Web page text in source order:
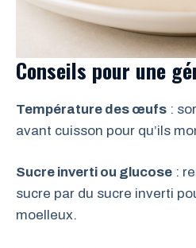
Conseils pour une
Température des œufs :
avant cuisson pour qu’ils
Sucre inverti ou glucose :
sucre par du sucre inverti
moelleux.